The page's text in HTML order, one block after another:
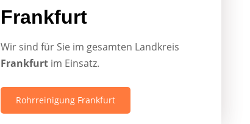
Frankfurt
Wir sind für Sie im gesamten Landkreis
Frankfurt im Einsatz.
Rohrreinigung Frankfurt